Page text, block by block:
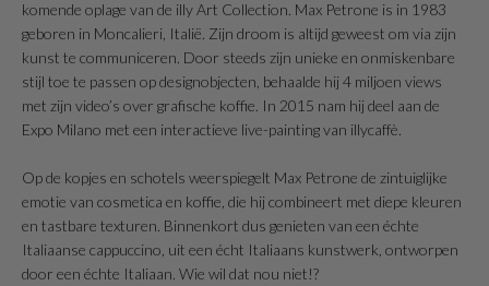
komende oplage van de illy Art Collection. Max Petrone is in 1983
geboren in Moncalieri, Italië. Zijn droom is altijd geweest om via zijn
kunst te communiceren. Door steeds zijn unieke en onmiskenbare
stijl toe te passen op designobjecten, behaalde hij 4 miljoen views
met zijn video’s over grafische koffie. In 2015 nam hij deel aan de
Expo Milano met een interactieve live-painting van illycaffè.
Op de kopjes en schotels weerspiegelt Max Petrone de zintuiglijke
emotie van cosmetica en koffie, die hij combineert met diepe kleuren
en tastbare texturen. Binnenkort dus genieten van een échte
Italiaanse cappuccino, uit een écht Italiaans kunstwerk, ontworpen
door een échte Italiaan. Wie wil dat nou niet!?